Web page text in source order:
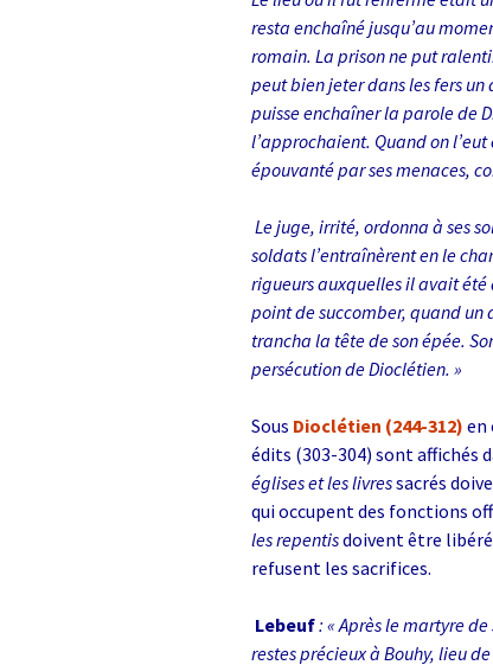
resta enchaîné jusqu’au
romain. La prison ne put
peut bien jeter dans les fers un
puisse enchaîner la parole de
l’approchaient. Quand on
épouvanté par ses menaces,
Le juge, irrité, ordonna à ses
soldats l’entraînèrent en le
rigueurs auxquelles il avait
point de succomber, quand un
trancha la tête de son épée.
persécution de Dioclétien. »
Sous Dioclétien (244-312) en
édits (303-304) sont affichés
églises et les livressacrés
qui occupent des fonctions
les repentisdoivent être
refusent les sacrifices.
Lebeuf: « Après le martyre
restes précieux à Bouhy, lieu